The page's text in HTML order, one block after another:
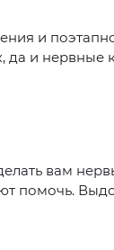
и
и нервные
вам
помочь.